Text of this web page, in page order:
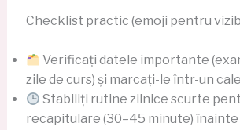
Checklist practic (emoji pentru
Verificați datele importante
zile de curs) și marcați-le într-un
Stabiliți rutine zilnice scurte
recapitulare (30–45 minute) înainte